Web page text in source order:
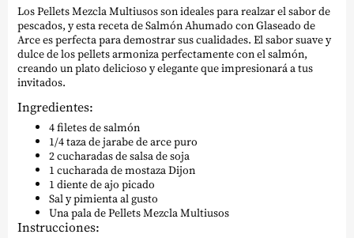
Los Pellets Mezcla Multiusos son ideales para realzar el sabor de
pescados, y esta receta de Salmón Ahumado con Glaseado de
Arce es perfecta para demostrar sus cualidades. El sabor suave y
dulce de los pellets armoniza perfectamente con el salmón,
creando un plato delicioso y elegante que impresionará a tus
invitados.
Ingredientes:
4 filetes de salmón
1/4 taza de jarabe de arce puro
2 cucharadas de salsa de soja
1 cucharada de mostaza Dijon
1 diente de ajo picado
Sal y pimienta al gusto
Una pala de Pellets Mezcla Multiusos
Instrucciones: